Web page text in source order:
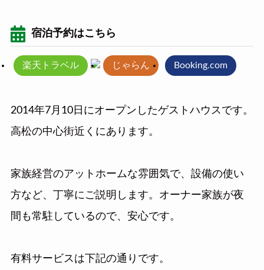
宿泊予約はこちら
楽天トラベル じゃらん Booking.com
2014年7月10日にオープンしたゲストハウスです。
高松の中心街近くにあります。
家族経営のアットホームな雰囲気で、設備の使い
方など、丁寧にご説明します。オーナー家族が夜
間も常駐しているので、安心です。
有料サービスは下記の通りです。